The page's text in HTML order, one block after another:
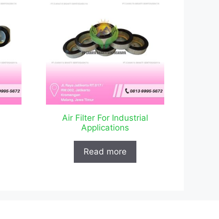
Air Filter For Industrial
Applications
Read more